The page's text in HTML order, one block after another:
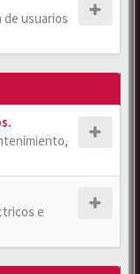
de usuarios
e